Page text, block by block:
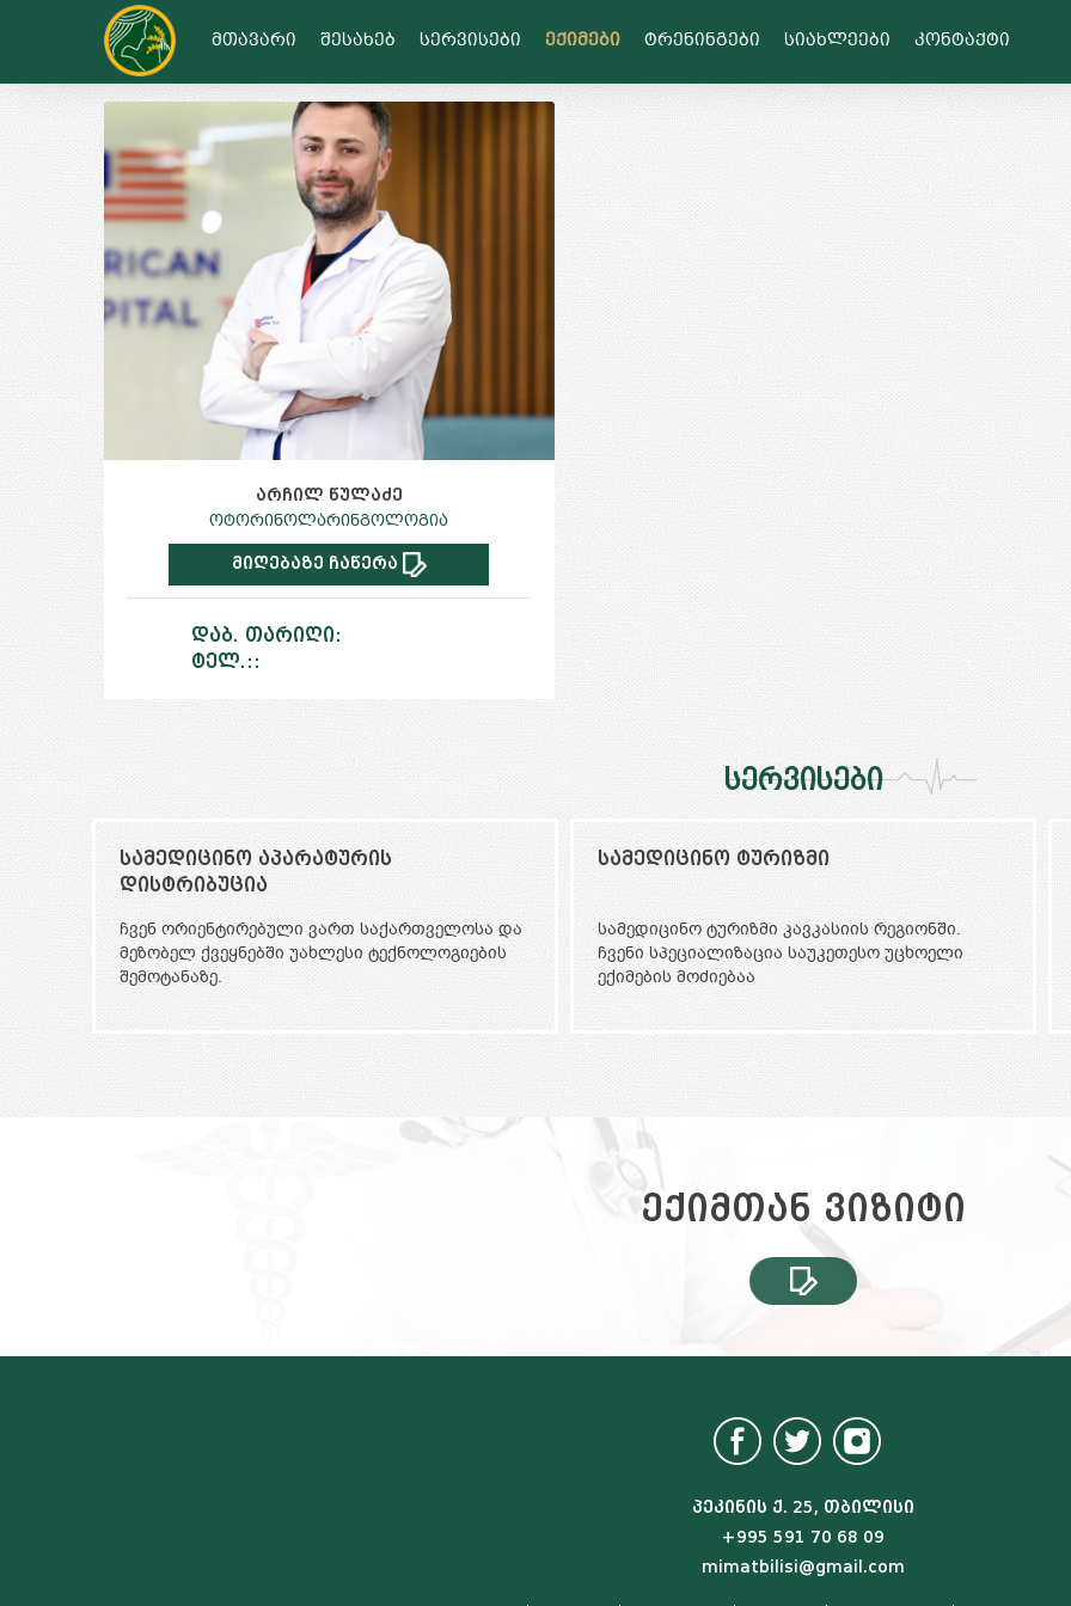
გააზიარე
მთავარი შესახებ სერვისები ექიმები ტრენინგები სიახლეები კონტაქტი
არჩილ წულაძე
ოტორინოლარინგოლოგია
მიღებაზე ჩაწერა
დაბ. თარიღი:
ტელ.::
სერვისები
სამედიცინო ტურიზმი
სამედიცინო ტურიზმი კავკასიის რეგიონში.
ჩვენი სპეციალიზაცია საუკეთესო უცხოელი
ექიმების მოძიებაა
სამედიცინო აპარატურის
ჩვენ ორიენტირებული ვართ საქართველოსა და
მეზობელ ქვეყნებში უახლესი ტექნოლოგიების
შემოტანაზე.
ექიმთან ვიზიტი
პეკინის ქ. 25, თბილისი
+995 591 70 68 09
mimatbilisi@gmail.com